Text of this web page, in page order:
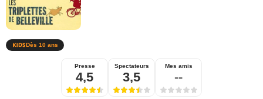
Dès 10 ans
Presse
4,5
Spectateurs
3,5
Mes amis
--